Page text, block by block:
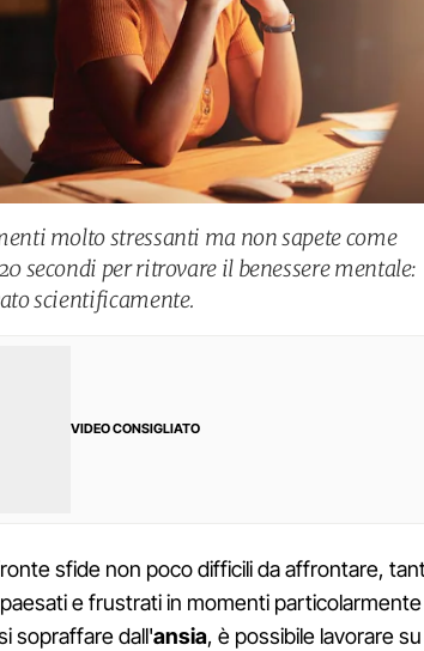
molto stressanti ma non sapete come
secondi per ritrovare il benessere mentale:
scientificamente.
VIDEO CONSIGLIATO
sfide non poco difficili da affrontare,
e frustrati in momenti particolarmente
sopraffare dall'ansia, è possibile lavorare su